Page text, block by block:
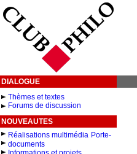
DIALOGUE
Thèmes et textes
Forums de discussion
NOUVEAUTES
Réalisations multimédia Porte-
documents